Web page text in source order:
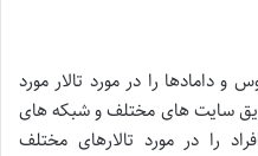
و دامادها را در مورد تالار مورد
سایت های مختلف و شبکه های
را در مورد تالارهای مختلف